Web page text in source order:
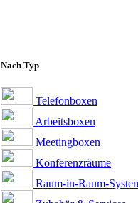
Nach Typ
Telefonboxen
Arbeitsboxen
Meetingboxen
Konferenzräume
Raum-in-Raum-